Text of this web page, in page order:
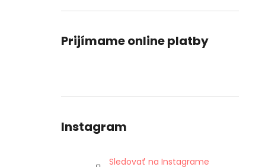
Prijímame online platby
Instagram
Sledovať na Instagrame